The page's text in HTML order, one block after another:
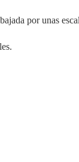
por unas